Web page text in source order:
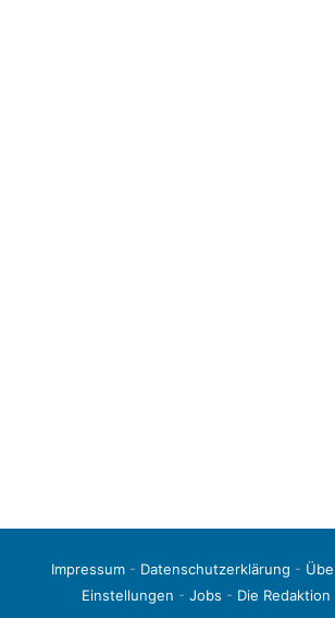
Impressum- Datenschutzerklärung -
Einstellungen - Jobs - Die Redaktion